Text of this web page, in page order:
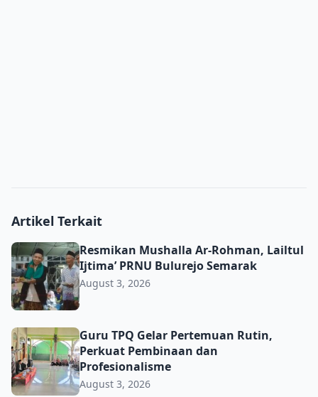
Artikel Terkait
Resmikan Mushalla Ar-Rohman, Lailtul Ijtima’ PRNU
Resmikan Mushalla Ar-Rohman, Lailtul
Ijtima’ PRNU Bulurejo Semarak
August 3, 2026
Guru TPQ Gelar Pertemuan Rutin, Perkuat Pembinaan
Guru TPQ Gelar Pertemuan Rutin,
Perkuat Pembinaan dan
Profesionalisme
August 3, 2026